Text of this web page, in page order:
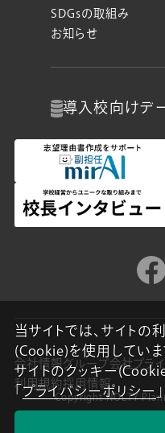
SDGsの取組み
お知らせ
導入校向けデ
会社情報 グループ会社プラ
利用規約 採用情報
Copyright NOLTY
当サイトでは、サイトの
(Cookie)を使用していま
サイトのクッキー
「プライバシーポリシー